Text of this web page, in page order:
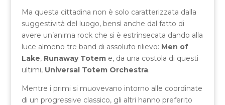
Ma questa cittadina non è solo caratterizzata dalla
suggestività del luogo, bensì anche dal fatto di
avere un’anima rock che si è estrinsecata dando alla
luce almeno tre band di assoluto rilievo: Men of
Lake, Runaway Toteme, da una costola di questi
ultimi, Universal Totem Orchestra.
Mentre i primi si muovevano intorno alle coordinate
di un progressive classico, gli altri hanno preferito